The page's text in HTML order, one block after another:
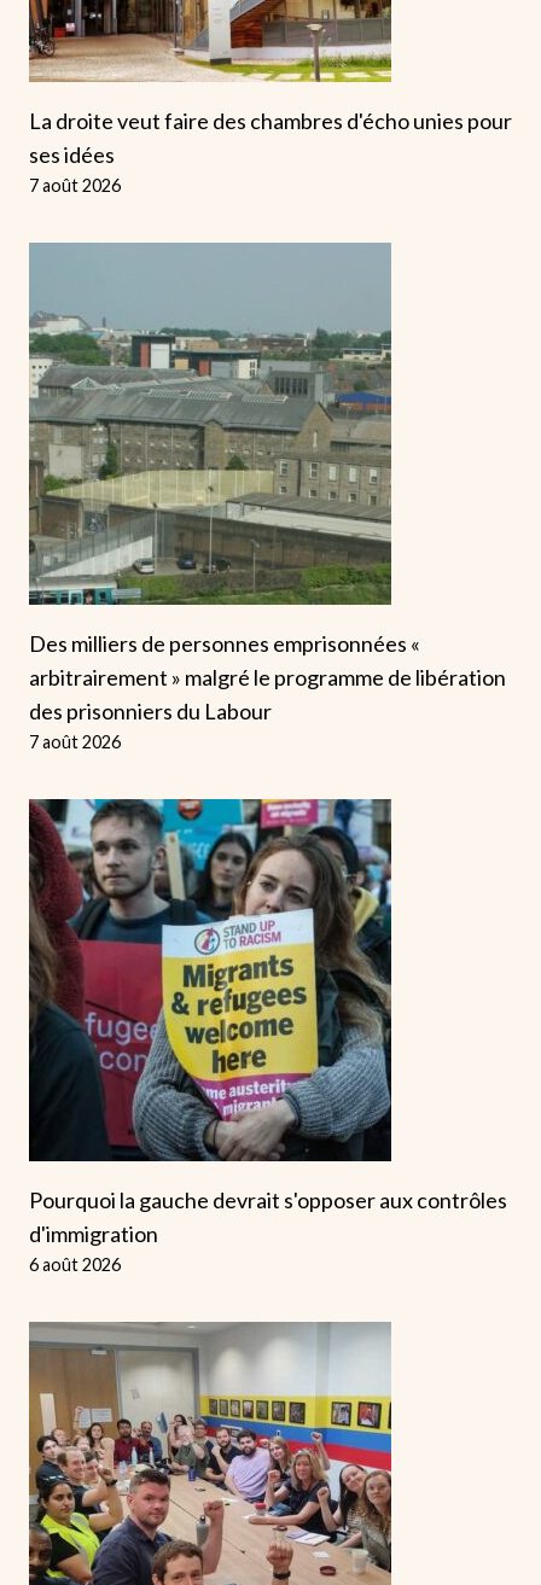
La droite veut faire des chambres d'écho unies pour
ses idées
7 août 2026
Des milliers de personnes emprisonnées «
arbitrairement » malgré le programme de libération
des prisonniers du Labour
7 août 2026
Pourquoi la gauche devrait s'opposer aux contrôles
d'immigration
6 août 2026